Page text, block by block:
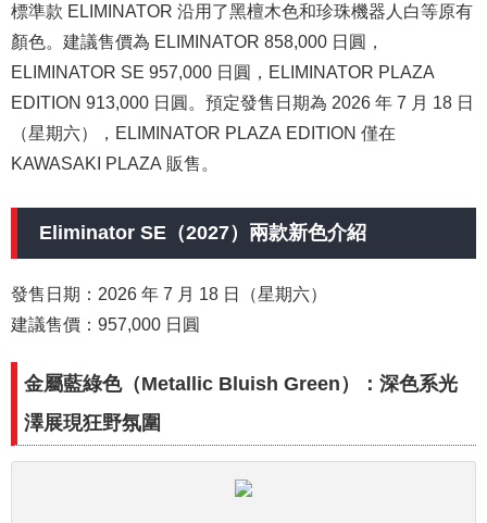
標準款 ELIMINATOR 沿用了黑檀木色和珍珠機器人白等原有
顏色。建議售價為 ELIMINATOR 858,000 日圓，
ELIMINATOR SE 957,000 日圓，ELIMINATOR PLAZA
EDITION 913,000 日圓。預定發售日期為 2026 年 7 月 18 日
（星期六），ELIMINATOR PLAZA EDITION 僅在
KAWASAKI PLAZA 販售。
Eliminator SE（2027）兩款新色介紹
發售日期：2026 年 7 月 18 日（星期六）
建議售價：957,000 日圓
金屬藍綠色（Metallic Bluish Green）：深色系光
澤展現狂野氛圍